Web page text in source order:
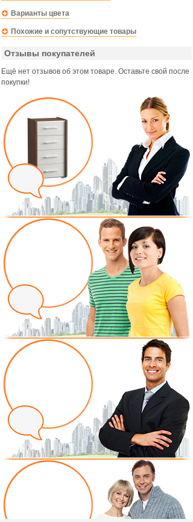
Варианты цвета
Похожие и сопутствующие товары
Отзывы покупателей
Ещё нет отзывов об этом товаре. Оставьте свой после
покупки!